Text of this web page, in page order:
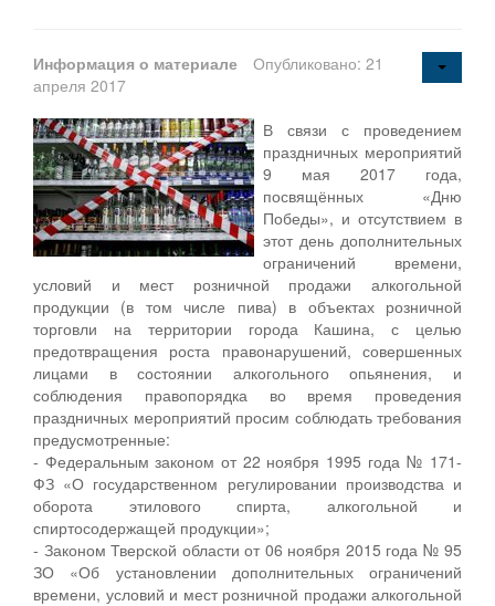
Информация о материале
Опубликовано: 21
апреля 2017
В связи с проведением
праздничных мероприятий
9 мая 2017 года,
посвящённых «Дню
Победы», и отсутствием в
этот день дополнительных
ограничений времени,
условий и мест розничной продажи алкогольной
продукции (в том числе пива) в объектах розничной
торговли на территории города Кашина, с целью
предотвращения роста правонарушений, совершенных
лицами в состоянии алкогольного опьянения, и
соблюдения правопорядка во время проведения
праздничных мероприятий просим соблюдать требования
предусмотренные:
- Федеральным законом от 22 ноября 1995 года № 171-
ФЗ «О государственном регулировании производства и
оборота этилового спирта, алкогольной и
спиртосодержащей продукции»;
- Законом Тверской области от 06 ноября 2015 года № 95
ЗО «Об установлении дополнительных ограничений
времени, условий и мест розничной продажи алкогольной